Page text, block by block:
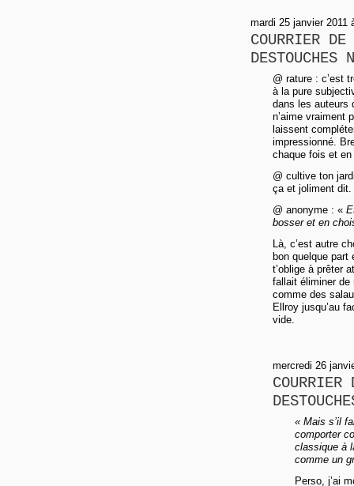
mardi 25 janvier 2011
COURRIER
@ rature : c’est
à la pure
dans les auteurs
n’aime vraiment
laissent
impressionné.
chaque fois et
@ cultive ton
ça et joliment dit.
@ anonyme : «
bosser et en
Là, c’est autre
bon quelque
t’oblige à prêter
fallait éliminer de
comme des
Ellroy jusqu’au
vide.
mercredi 26
« Mais s’il
comporter
classique à
comme un
Perso, j’ai